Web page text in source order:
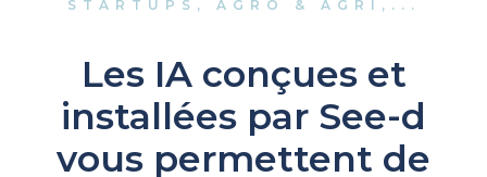
STARTUPS, AGRO & AGRI,...
Les IA conçues et
installées par See-d
vous permettent de